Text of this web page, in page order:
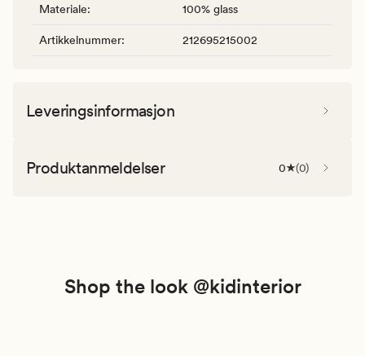
Materiale: 100% glass
Artikkelnummer: 212695215002
Leveringsinformasjon
Produktanmeldelser 0 (0)
Shop the look @kidinterior